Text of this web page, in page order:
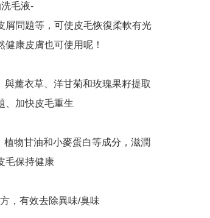
毛液-
屑問題等，可使皮毛恢復柔軟有光
康皮膚也可使用呢！
與薰衣草、洋甘菊和玫瑰果籽提取
、加快皮毛重生
植物甘油和小麥蛋白等成分，滋潤
毛保持健康
，有效去除異味/臭味